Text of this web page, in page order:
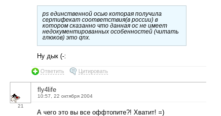
ps единственной осью которая получила
сертифекат соответствия(в россии) в
котором сказанно что данная ос не имеет
недокументированных особенностей (читать
глюков) это qnx.
Ну дык (-:
Ответить Цитировать
21
fly4life
10:57, 22 октября 2004
А чего это вы все оффтопите?! Хватит! =)